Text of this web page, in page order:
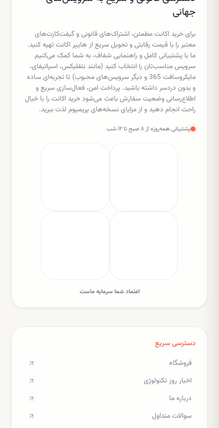
جهانی
برای خرید اکانت مطمئن، اشتراک‌های قانونی و گیفت‌کارت‌های
معتبر را با قیمت رقابتی و تحویل سریع از هایپر اکانت تهیه کنید.
ما با پشتیبانی کامل و راهنمایی شفاف، به شما کمک می‌کنیم
سرویس مناسب‌تان را انتخاب کنید (مانند نتفلیکس، اسپاتیفای،
مایکروسافت 365 و دیگر سرویس‌های محبوب) تا تجربه‌ای ساده
و بدون دردسر داشته باشید. پرداخت امن، فعال‌سازی سریع و
اطلاع‌رسانی وضعیت سفارش باعث می‌شود خرید اکانت را با خیال
راحت انجام دهید و از مزایای نسخه‌های پریمیوم لذت ببرید.
پشتیبانی همه‌روزه از ۸ صبح تا ۱۲ شب
اعتماد شما سرمایه ماست
دسترسی سریع
فروشگاه
اخبار روز تکنولوژی
درباره ما
سوالات متداول